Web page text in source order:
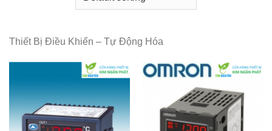
Thiết Bị Điều Khiển – Tự Động Hóa